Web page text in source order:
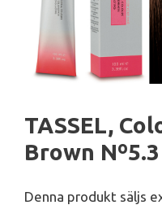
TASSEL,
Brown Nº5.3
Denna produkt säljs